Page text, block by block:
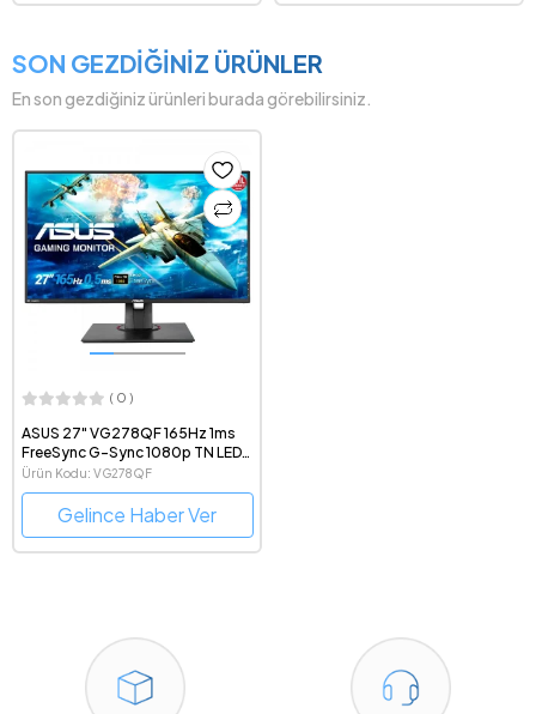
SON GEZDİĞİNİZ ÜRÜNLER
En son gezdiğiniz ürünleri burada görebilirsiniz.
( 0 )
ASUS 27" VG278QF 165Hz 1ms
FreeSync G-Sync 1080p TN LED
Gaming Monitör
Ürün Kodu: VG278QF
Gelince Haber Ver